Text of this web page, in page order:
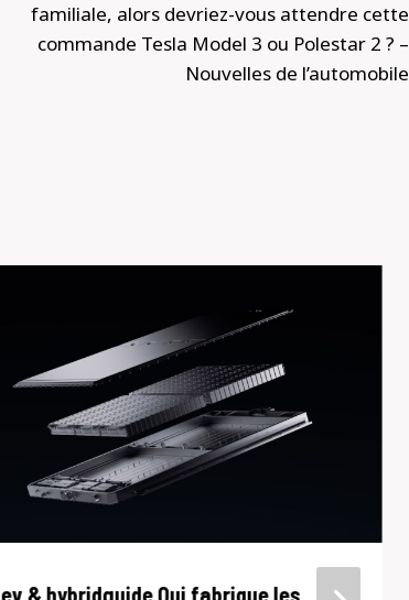
familiale, alors devriez-vous attendre cette
commande Tesla Model 3 ou Polestar 2 ? –
Nouvelles de l’automobile